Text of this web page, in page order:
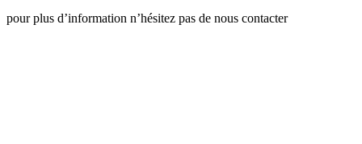
pour plus d’information n’hésitez pas de nous contacter